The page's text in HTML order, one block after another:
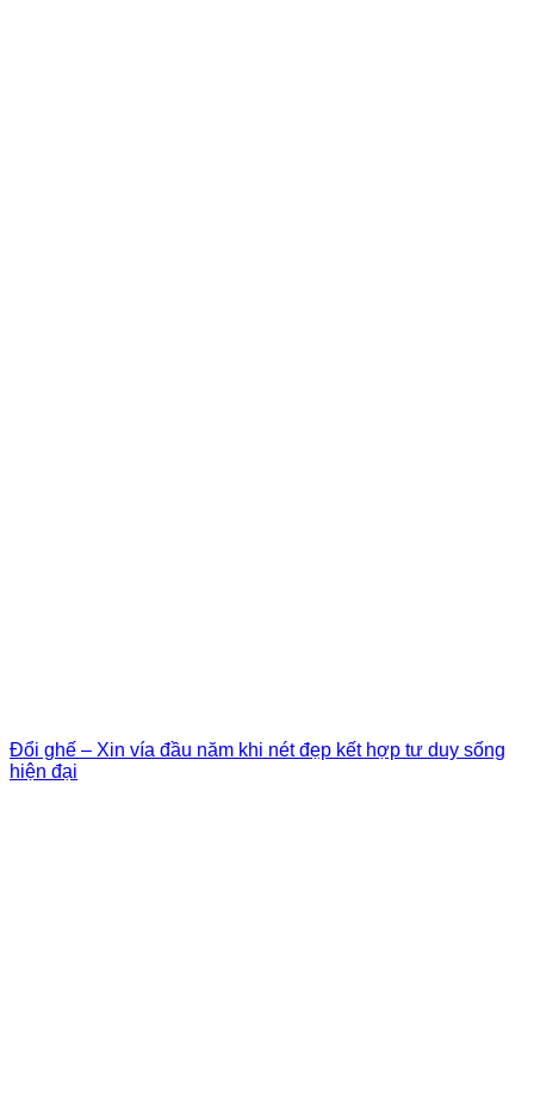
Đổi ghế – Xin vía đầu năm khi nét đẹp kết hợp tư duy sống
hiện đại